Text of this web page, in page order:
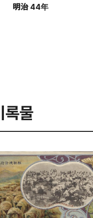
明治 44年
록물